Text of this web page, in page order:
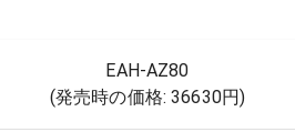
EAH-AZ80
(発売時の価格:36630円)